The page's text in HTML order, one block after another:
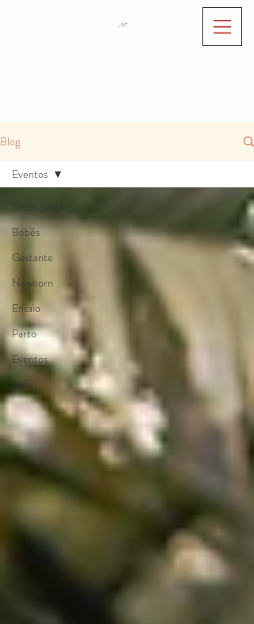
Blog
Bebês
Gestante
Newborn
Ensaio
Parto
Eventos
festa
Eventos